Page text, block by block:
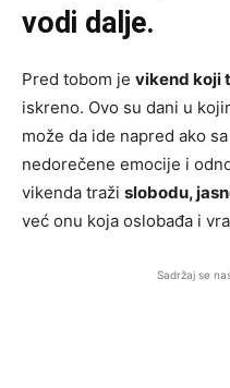
vodi dalje.
Pred tobom je vikend koji
iskreno. Ovo su dani u
može da ide napred ako
nedorečene emocije i
vikenda traži slobodu,
već onu koja oslobađa i
Sadržaj se